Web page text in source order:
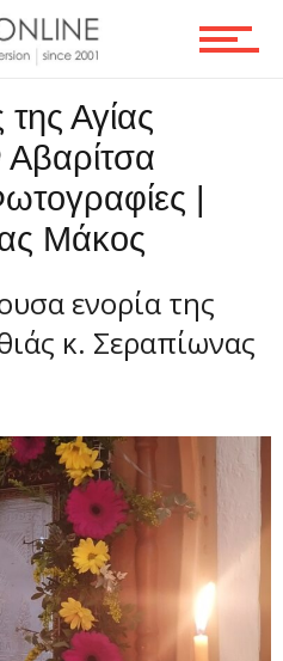
Αγίας
|
Μάκος
ενορία της
κ. Σεραπίωνας